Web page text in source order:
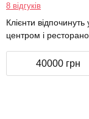
8 відгуків
Клієнти
центром і
40000 грн